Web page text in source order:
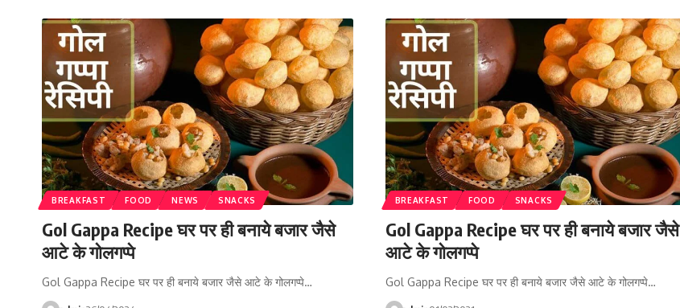
BREAKFAST FOOD NEWS SNACKS
Gol Gappa Recipe घर पर ही बनाये बजार जैसे
आटे के गोलगप्पे
Gol Gappa Recipe घर पर ही बनाये बजार जैसे आटे के गोलगप्पे…
BREAKFAST FOOD SNACKS
Gol Gappa Recipe घर पर ही बनाये बजार जैसे
आटे के गोलगप्पे
Gol Gappa Recipe घर पर ही बनाये बजार जैसे आटे के गोलगप्पे…